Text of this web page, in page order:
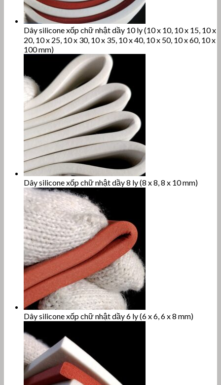
Dây silicone xốp chữ nhật dầy 10 ly (10 x 10, 10 x 15, 10 x
20, 10 x 25, 10 x 30, 10 x 35, 10 x 40, 10 x 50, 10 x 60, 10 x
100 mm)
Dây silicone xốp chữ nhật dầy 8 ly (8 x 8, 8 x 10 mm)
Dây silicone xốp chữ nhật dầy 6 ly (6 x 6, 6 x 8 mm)